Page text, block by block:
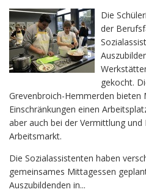
Die
der
gekocht.
Grevenbroich-Hemmerden bieten
Einschränkungen einen
aber auch bei der Vermittlung
Arbeitsmarkt.
Die Sozialassistenten haben
gemeinsames Mittagessen
Auszubildenden in...